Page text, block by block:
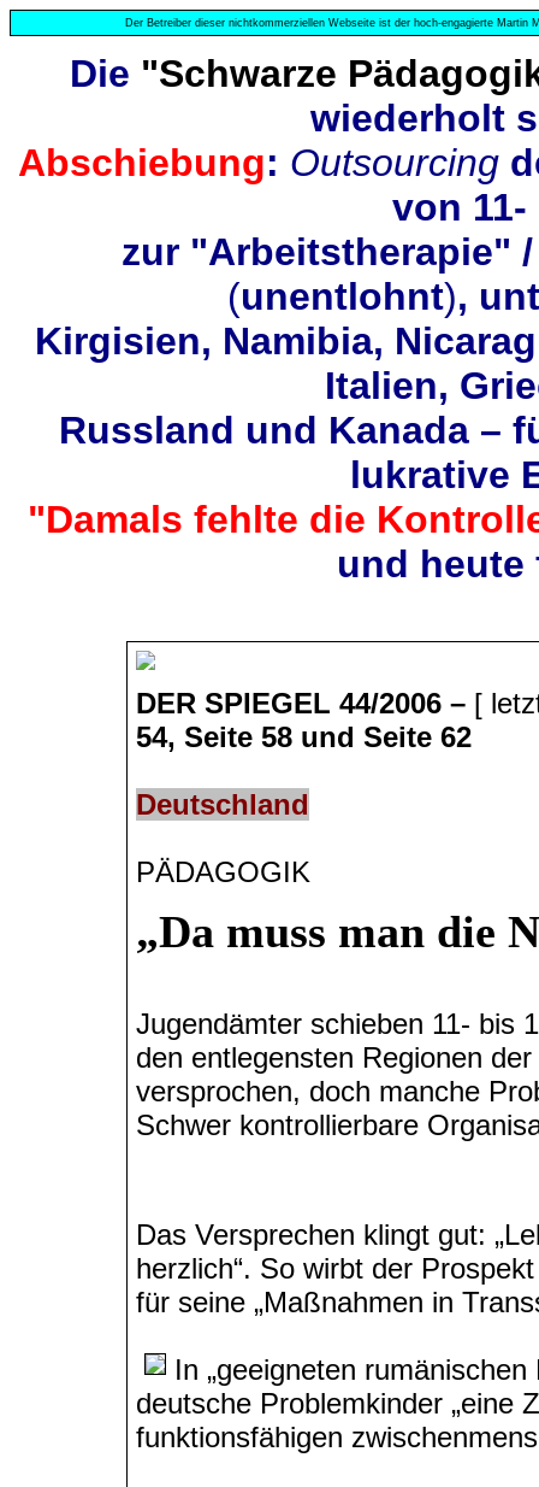
Der Betreiber dieser nichtkommerziellen Webseite ist der hoch-engagierte Martin
Die "Schwarze
wiederholt
Abschiebung: Outsourcing
von
zur "Arbeitstherapie"
(unentlohnt),
Kirgisien, Namibia,
Italien,
Russland und Kanada –
lukrative
"Damals fehlte die
und heute
DER SPIEGEL 44/2006 – [
54, Seite 58 und Seite 62
Deutschland
PÄDAGOGIK
„Da muss man die
Jugendämter schieben 11- bis
den entlegensten Regionen
versprochen, doch manche
Schwer kontrollierbare
Das Versprechen klingt gut:
herzlich“. So wirbt der
für seine „Maßnahmen in
In „geeigneten
deutsche Problemkinder „eine
funktionsfähigen